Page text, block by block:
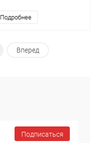
Подробнее
Вперед
Подписаться